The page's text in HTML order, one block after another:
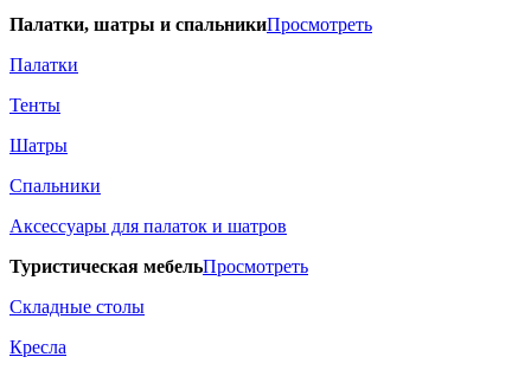
Палатки, шатры и спальникиПросмотреть
Палатки
Тенты
Шатры
Спальники
Аксессуары для палаток и шатров
Туристическая мебельПросмотреть
Складные столы
Кресла